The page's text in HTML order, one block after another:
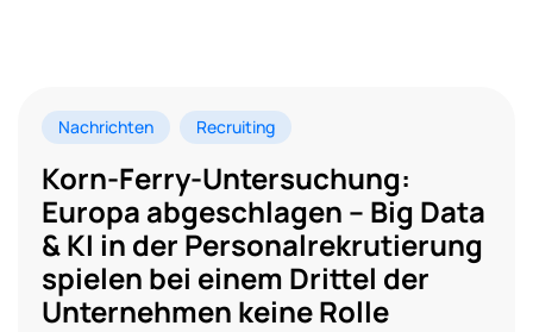
Nachrichten Recruiting
Korn-Ferry-Untersuchung:
Europa abgeschlagen – Big Data
& KI in der Personalrekrutierung
spielen bei einem Drittel der
Unternehmen keine Rolle